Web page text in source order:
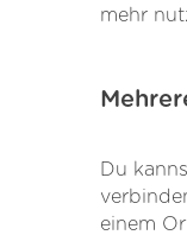
mehr
Du
einem